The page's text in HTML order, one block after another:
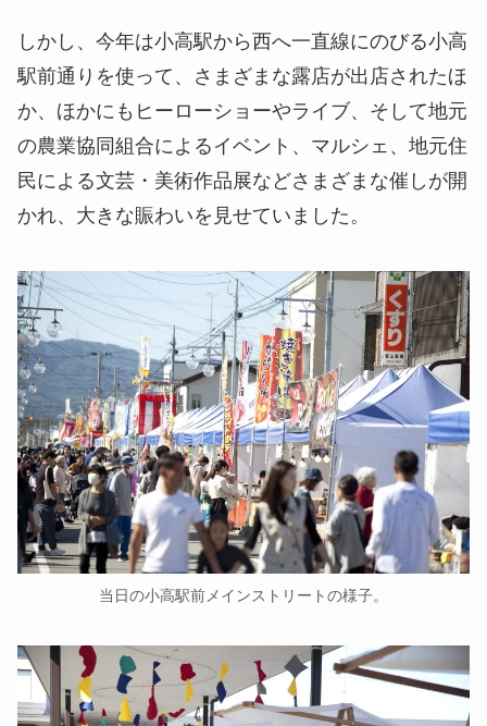
しかし、今年は小高駅から西へ一直線にのびる小高
駅前通りを使って、さまざまな露店が出店されたほ
か、ほかにもヒーローショーやライブ、そして地元
の農業協同組合によるイベント、マルシェ、地元住
民による文芸・美術作品展などさまざまな催しが開
かれ、大きな賑わいを見せていました。
当日の小高駅前メインストリートの様子。